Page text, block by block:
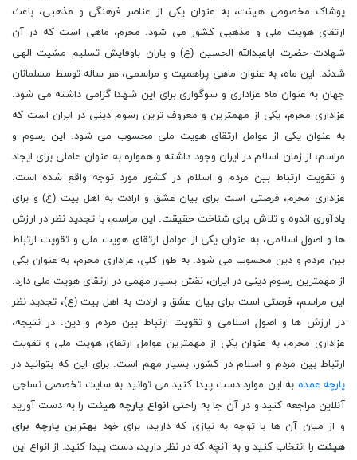
پوشاک مخصوص هیئت، به عنوان یکی از عناصر فرهنگی و مذهبی، باعث
ارتقای هویت ملی و مذهبی کشور می شود. محرم، ماهی است که در آن
شهادت حضرت اباعبدالله الحسین (ع) و یاران باوفایش تسلیم مشیت الهی
شدند. این ماه، به عنوان ماهی پراهمیت و مراسمی، هر ساله توسط مسلمانان
جهان به عنوان ماه عزاداری و سوگواری برای این شهدا گرامی داشته می شود.
عزاداری محرم، یکی از مهمترین و معروف ترین رسوم دینی در ایران است که
به عنوان یکی از عوامل ارتقای هویت ملی محسوب می شود. این رسوم و
مراسم، از زمان اسلام در ایران وجود داشته و همواره به عنوان عاملی برای ایجاد
و تقویت ارتباط بین مردم و اسلام در کشور مورد توجه واقع شده است.
عزاداری محرم، فرصتی است برای بیان عشق و ارادت به اهل بیت (ع) و برای
یادآوری اندوه و تلاش برای شناخت حقیقت. این مراسم، با تجدید نظر در ارزش
ها و اصول اسلامی، به عنوان یکی از عوامل ارتقای هویت ملی و تقویت ارتباط
بین مردم و دین محسوب می شود. به طور کلی، عزاداری محرم، به عنوان یکی
از مهمترین رسوم دینی در ایران، نقش بسیار مهمی در ارتقای هویت ملی دارد.
این مراسم، فرصتی است برای بیان عشق و ارادت به اهل بیت (ع)، تجدید نظر
در ارزش ها و اصول اسلامی و تقویت ارتباط بین مردم و دین. در نتیجه،
عزاداری محرم، به عنوان یکی از مهمترین عوامل ارتقای هویت ملی و تقویت
ارتباط بین مردم و اسلام در کشور، بسیار مهم است. برای این که بتوانید در
پارچه عمده به این موارد دست پیدا کنید می توانید به سایت تخصصی نساجی
آنلاین مراجعه کنید و در آن جا به راحتیانواع پارچه هیئت را به دست آورید
و از میان آن ها با توجه به نیازی که دارید، برای خود بهترین پارچه برای
هیئت را انتخاب کنید و به آنچه که در نظر دارید، دست پیدا کنید. از انواع این